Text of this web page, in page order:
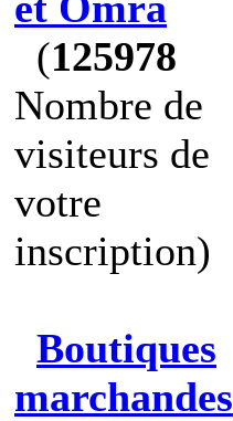
(125978
Nombre de
visiteurs de
votre
inscription)
Boutiques
marchandes